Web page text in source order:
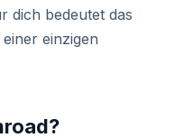
dich bedeutet das
einzigen